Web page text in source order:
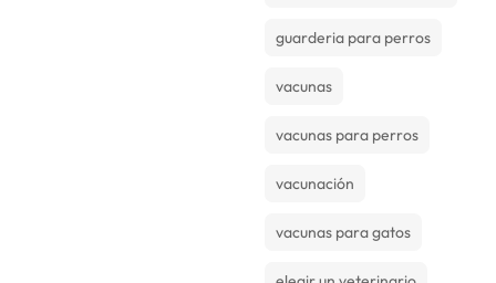
guarderia para perros
vacunas
vacunas para perros
vacunación
vacunas para gatos